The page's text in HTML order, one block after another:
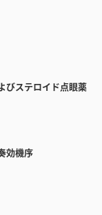
びステロイド点眼薬
効機序